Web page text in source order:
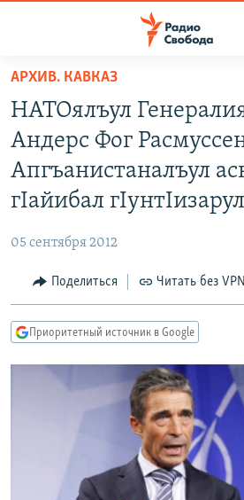
упрощенного
доступа
Вернуться
основному
содержанию
навигации
Вернутся
АВТОРСКИЕ ПРОЕКТЫ
ЦИТАТЫ СВОБОДЫ
КУЛЬТУРА
IDEL.РЕАЛИИ
КАВКАЗ.РЕАЛИИ
СИБИРЬ.РЕАЛИИ
РАСПИСАНИЕ ВЕЩАНИЯ
ПОДПИШИТЕСЬ НА РАССЫЛКУ
СОЦИАЛЬНЫЕ СЕТИ
АРХИВ. КАВКАЗ
НАТОялъул
Андерс Фог
Апгъанистаналъул
гIайибал
05 сентября 2012
Поделиться Читать без VPN
Приоритетный источник в Google